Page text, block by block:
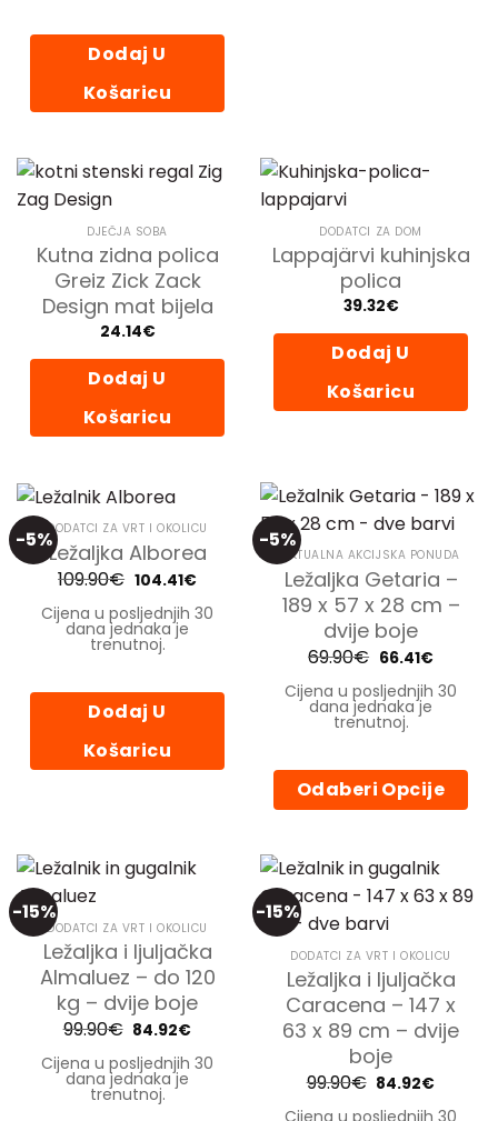
Dodaj U
Košaricu
stranici
DJEČJA SOBA
Kutna zidna polica
Greiz Zick Zack
Design mat bijela
24.14€
Dodaj U
Košaricu
DODATCI ZA DOM
Lappajärvi kuhinjska
polica
39.32€
Dodaj U
Košaricu
-5%DODATCI ZA VRT I OKOLICU
Ležaljka Alborea
109.90€ Izvorna
cijena
bila
je:
109.90€.
104.41€Trenutna
cijena
je:
104.41€.
Cijena u posljednjih 30
dana jednaka je
trenutnoj.
Dodaj U
Košaricu
-5%
AKTUALNA AKCIJSKA PONUDA
Ležaljka Getaria –
189 x 57 x 28 cm –
dvije boje
69.90€ Izvorna
cijena
bila
je:
69.90€.
66.41€
cijena
je:
66.41€.
Cijena u posljednjih 30
dana jednaka je
trenutnoj.
Odaberi Opcije
ima
više
varijanti.
se
mogu
odabrati
na
stranici
proizvoda
-15%
DODATCI ZA VRT I OKOLICU
Ležaljka i ljuljačka
Almaluez – do 120
kg – dvije boje
99.90€ Izvorna
cijena
bila
je:
99.90€.
84.92€Trenutna
je:
84.92€.
Cijena u posljednjih 30
dana jednaka je
trenutnoj.
-15%
DODATCI ZA VRT I OKOLICU
Ležaljka i ljuljačka
Caracena – 147 x
63 x 89 cm – dvije
boje
99.90€ Izvorna
cijena
bila
84.92€
je: